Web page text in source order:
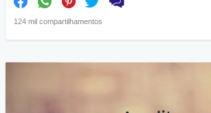
124 mil compartilhamentos